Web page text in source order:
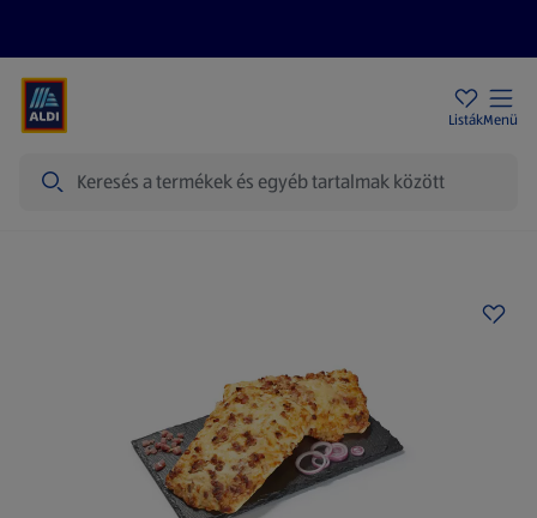
ListákMenü